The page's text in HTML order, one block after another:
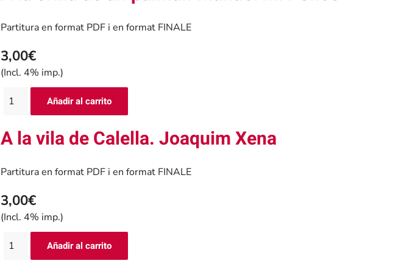
Partitura en format PDF i en format FINALE
3,00€
(Incl. 4% imp.)
A la vila de Calella. Joaquim Xena
Partitura en format PDF i en format FINALE
3,00€
(Incl. 4% imp.)